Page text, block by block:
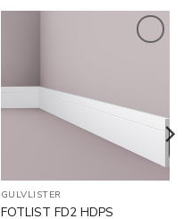
GULVLISTER
FOTLIST FD2 HDPS